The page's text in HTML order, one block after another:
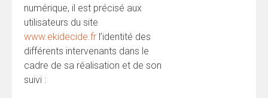
numérique, il est précisé aux
utilisateurs du site
www.ekidecide.fr l’identité des
différents intervenants dans le
cadre de sa réalisation et de son
suivi :